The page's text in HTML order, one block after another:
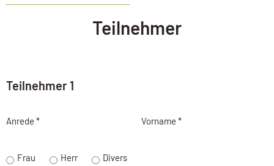
Teilnehmer
Teilnehmer 1
Anrede *
Frau Herr Divers
Vorname *